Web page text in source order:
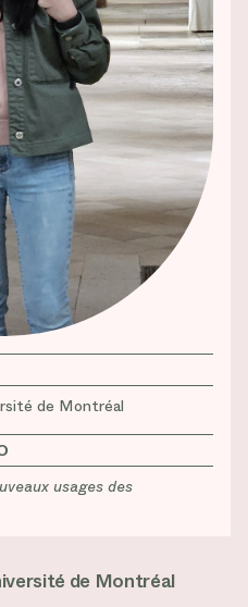
de Montréal
usages des
de Montréal